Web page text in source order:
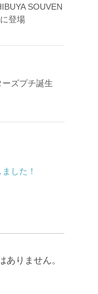
SOUVEN
登場
ーズプチ誕生
した！
ありません。